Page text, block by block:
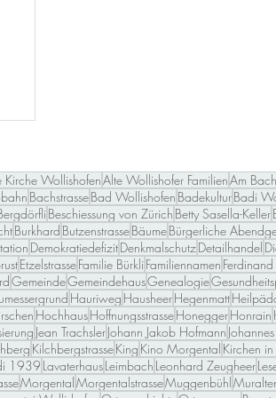
Kirche WollishofenAlte Wollishofer FamilienAm Bach
BachstrasseBad Wollishofen BadekulturBadi
Beschiessung von Zürich Betty Sasella-Keller
Burkhard ButzenstrasseBäumeBürgerliche
DemokratiedefizitDenkmalschutzDetailhandel
EtzelstrasseFamilie Bürkli Familiennamen
GemeindeGemeindehausGenealogie
Hauriweg HausheerHegenmatt
HochhausHoffnungsstrasseHoneggerHonrain
Jean TrachslerJohann Jakob Hofmann
KilchbergstrasseKing Kino Morgental Kirchen
1939 LavaterhausLeimbach Leonhard Zeugheer
MorgentalMorgentalstrasseMuggenbühl